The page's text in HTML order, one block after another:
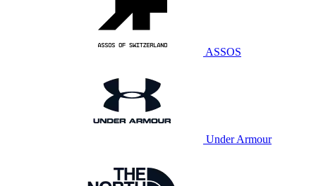
ASSOS
Under Armour